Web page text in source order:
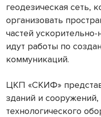
геодезическая сеть,
организовать
частей
идут работы по
коммуникаций.
ЦКП «СКИФ»
зданий и
технологического